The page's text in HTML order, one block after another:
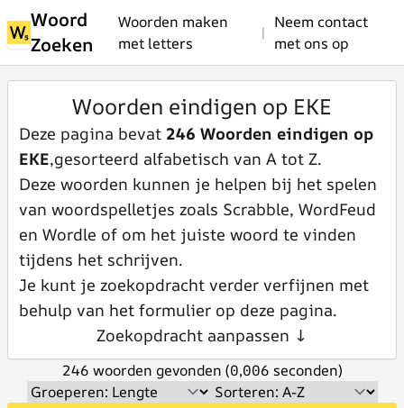
Woord
Zoeken
Woorden maken
met letters
|
Neem contact
met ons op
Woorden eindigen op EKE
Deze pagina bevat 246 Woorden eindigen op
EKE,gesorteerd alfabetisch van A tot Z.
Deze woorden kunnen je helpen bij het spelen
van woordspelletjes zoals Scrabble, WordFeud
en Wordle of om het juiste woord te vinden
tijdens het schrijven.
Je kunt je zoekopdracht verder verfijnen met
behulp van het formulier op deze pagina.
Zoekopdracht aanpassen ↓
246 woorden gevonden (0,006 seconden)